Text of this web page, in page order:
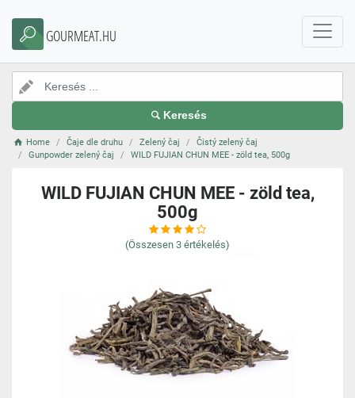
GOURMEAT.HU
Keresés
Home Čaje dle druhu Zelený čaj
Čistý zelený čaj
Gunpowder zelený čaj
WILD FUJIAN CHUN MEE - zöld tea, 500g
WILD FUJIAN CHUN MEE - zöld tea,
500g
(Összesen 3 értékelés)